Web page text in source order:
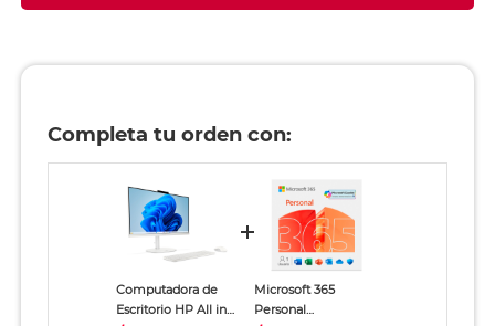
Completa tu orden con:
Computadora de
Escritorio HP All in
Microsoft 365
Personal